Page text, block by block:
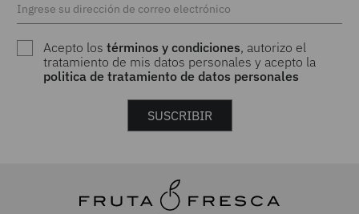
Acepto lostérminos y condiciones, autorizo el
tratamiento de mis datos personales y acepto la
politica de tratamiento de datos personales
SUSCRIBIR